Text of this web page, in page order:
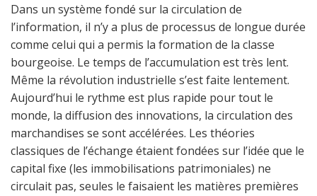
Dans un système fondé sur la circulation de
l’information, il n’y a plus de processus de longue durée
comme celui qui a permis la formation de la classe
bourgeoise. Le temps de l’accumulation est très lent.
Même la révolution industrielle s’est faite lentement.
Aujourd’hui le rythme est plus rapide pour tout le
monde, la diffusion des innovations, la circulation des
marchandises se sont accélérées. Les théories
classiques de l’échange étaient fondées sur l’idée que le
capital fixe (les immobilisations patrimoniales) ne
circulait pas, seules le faisaient les matières premières